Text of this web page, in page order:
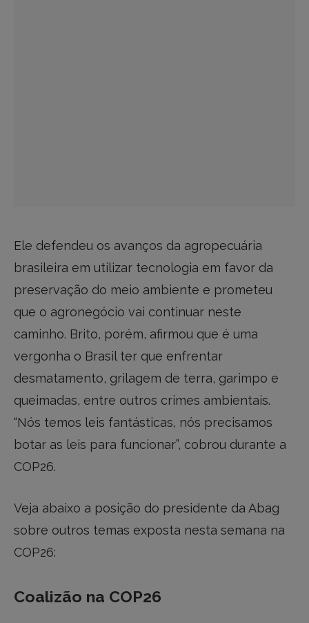
Ele defendeu os avanços da agropecuária
brasileira em utilizar tecnologia em favor da
preservação do meio ambiente e prometeu
que o agronegócio vai continuar neste
caminho. Brito, porém, afirmou que é uma
vergonha o Brasil ter que enfrentar
desmatamento, grilagem de terra, garimpo e
queimadas, entre outros crimes ambientais.
“Nós temos leis fantásticas, nós precisamos
botar as leis para funcionar”, cobrou durante a
COP26.
Veja abaixo a posição do presidente da Abag
sobre outros temas exposta nesta semana na
COP26:
Coalizão na COP26